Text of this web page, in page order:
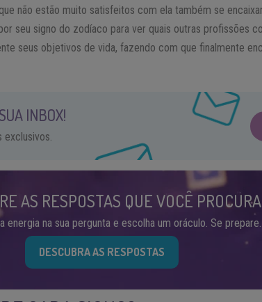
não estão muito satisfeitos com ela também se
seu signo do zodíaco para ver quais outras profissões
seus objetivos de vida, fazendo com que finalmente
INBOX!
exclusivos.
AS RESPOSTAS QUE VOCÊ PROCURA
energia na sua pergunta e escolha um oráculo. Se prepare.
DESCUBRA AS RESPOSTAS